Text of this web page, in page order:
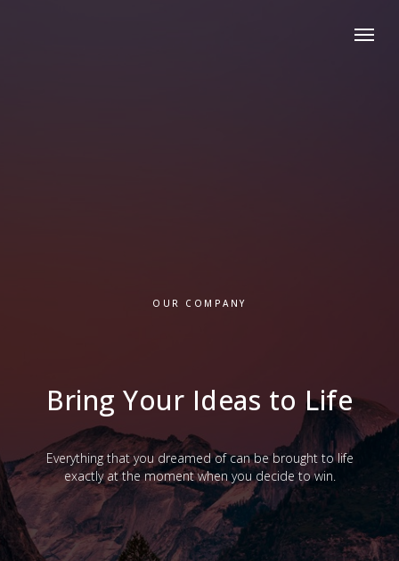
OUR COMPANY
Bring Your Ideas to Life
Everything that you dreamed of can be brought to life
exactly at the moment when you decide to win.